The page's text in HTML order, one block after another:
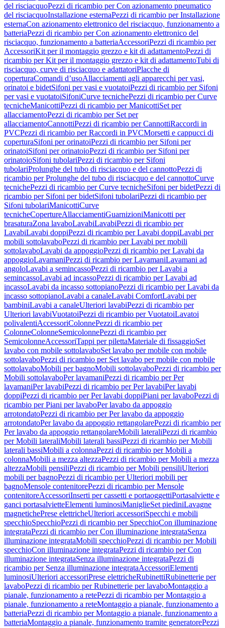
del risciacquoPezzi di ricambio per Con azionamento pneumatico
del risciacquoInstallazione esternaPezzi di ricambio per Installazione
esternaCon azionamento elettronico del risciacquo, funzionamento a
batteriaPezzi di ricambio per Con azionamento elettronico del
risciacquo, funzionamento a batteriaAccessoriPezzi di ricambio per
AccessoriKit per il montaggio grezzo e kit di adattamentoPezzi di
ricambio per Kit per il montaggio grezzo e kit di adattamentoTubi di
risciacquo, curve di risciacquo e adattatoriPlacche di
coperturaComandi d’usoAllacciamenti agli apparecchi per vasi,
orinatoi e bidetSifoni per vasi e vuotatoiPezzi di ricambio per Sifoni
per vasi e vuotatoiSifoniCurve tecnichePezzi di ricambio per Curve
tecnicheManicottiPezzi di ricambio per ManicottiSet per
allacciamentoPezzi di ricambio per Set per
allacciamentoCannottiPezzi di ricambio per CannottiRaccordi in
PVCPezzi di ricambio per Raccordi in PVCMorsetti e cappucci di
coperturaSifoni per orinatoiPezzi di ricambio per Sifoni per
orinatoiSifoni per orinatoioPezzi di ricambio per Sifoni per
orinatoioSifoni tubolariPezzi di ricambio per Sifoni
tubolariProlunghe del tubo di risciacquo e del cannottoPezzi di
ricambio per Prolunghe del tubo di risciacquo e del cannottoCurve
tecnichePezzi di ricambio per Curve tecnicheSifoni per bidetPezzi di
ricambio per Sifoni per bidetSifoni tubolariPezzi di ricambio per
Sifoni tubolariManicottiCurve
tecnicheCopertureAllacciamentiGuarnizioniManicotti per
brasaturaZona lavaboLavabiLavabiPezzi di ricambio per
LavabiLavabi doppiPezzi di ricambio per Lavabi doppiLavabi per
mobili sottolavaboPezzi di ricambio per Lavabi per mobili
sottolavaboLavabi da appoggioPezzi di ricambio per Lavabi da
appoggioLavamaniPezzi di ricambio per LavamaniLavamani ad
angoloLavabi a semincassoPezzi di ricambio per Lavabi a
semincassoLavabi ad incassoPezzi di ricambio per Lavabi ad
incassoLavabi da incasso sottopianoPezzi di ricambio per Lavabi da
incasso sottopianoLavabi a canaleLavabi ComfortLavabi per
bambiniLavabi a canaleUlteriori lavabiPezzi di ricambio per
Ulteriori lavabiVuotatoiPezzi di ricambio per VuotatoiLavatoi
polivalentiAccessoriColonnePezzi di ricambio per
ColonneColonneSemicolonnePezzi di ricambio per
SemicolonneAccessoriTappi per pilettaMateriale di fissaggioSet
lavabo con mobile sottolavaboSet lavabo per mobile con mobile
sottolavaboPezzi di ricambio per Set lavabo per mobile con mobile
sottolavaboMobili per bagnoMobili sottolavaboPezzi di ricambio per
Mobili sottolavaboPer lavamaniPezzi di ricambio per Per
lavamaniPer lavabiPezzi di ricambio per Per lavabiPer lavabi
doppiPezzi di ricambio per Per lavabi doppiPiani per lavaboPezzi di
ricambio per Piani per lavaboPer lavabo da appoggio
arrotondatoPezzi di ricambio per Per lavabo da appoggio
arrotondatoPer lavabo da appoggio rettangolarePezzi di ricambio per
Per lavabo da appoggio rettangolareMobili lateraliPezzi di ricambio
per Mobili lateraliMobili laterali bassiPezzi di ricambio per Mobili
laterali bassiMobili a colonnaPezzi di ricambio per Mobili a
colonnaMobili a mezza altezzaPezzi di ricambio per Mobili a mezza
altezzaMobili pensiliPezzi di ricambio per Mobili pensiliUlteriori
mobili per bagnoPezzi di ricambio per Ulteriori mobili per
bagnoMensole contenitorePezzi di ricambio per Mensole
contenitoreAccessoriInserti per cassetti e portaoggettiPortasalviette e
ganci portasalvietteElementi luminosiManiglieSet piediniLavagne
magnetichePrese elettricheUlteriori accessoriSpecchi e mobili
specchioSpecchioPezzi di ricambio per SpecchioCon illuminazione
integrataPezzi di ricambio per Con illuminazione integrataSenza
illuminazione integrataMobili specchioPezzi di ricambio per Mobili
specchioCon illuminazione integrataPezzi di ricambio per Con
illuminazione integrataSenza illuminazione integrataPezzi di
ricambio per Senza illuminazione integrataAccessoriElementi
luminosiUlteriori accessoriPrese elettricheRubinettiRubinetterie per
lavaboPezzi di ricambio per Rubinetterie per lavaboMontaggio a
pianale, funzionamento a retePezzi di ricambio per Montaggio a
pianale, funzionamento a reteMontaggio a pianale, funzionamento a
batteriaPezzi di ricambio per Montaggio a pianale, funzionamento a
batteriaMontaggio a pianale, funzionamento tramite generatorePezzi